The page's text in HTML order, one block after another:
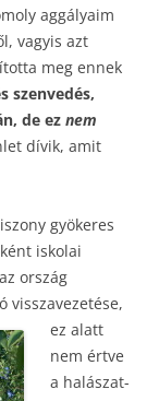
aggályaim
vagyis azt
meg ennek
szenvedés,
de ez nem
dívik, amit
gyökeres
iskolai
ország
visszavezetése,
ez alatt
nem értve
a halászat-